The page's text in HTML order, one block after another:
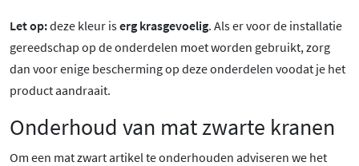
Let op:deze kleur iserg krasgevoelig. Als er voor de installatie
gereedschap op de onderdelen moet worden gebruikt, zorg
dan voor enige bescherming op deze onderdelen voodat je het
product aandraait.
Onderhoud van mat zwarte kranen
Om een mat zwart artikel te onderhouden adviseren we het